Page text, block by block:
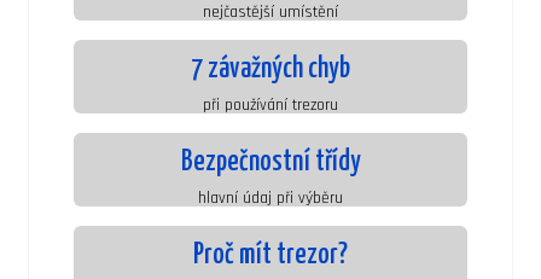
nejčastější umístění
7 závažných chyb
při používání trezoru
Bezpečnostní třídy
hlavní údaj při výběru
Proč mít trezor?